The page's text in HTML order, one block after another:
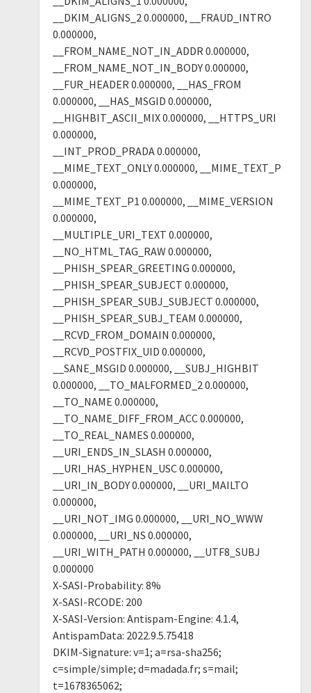
__DKIM_ALIGNS_2 0.000000, __FRAUD_INTRO
0.000000,
__FROM_NAME_NOT_IN_ADDR 0.000000,
__FROM_NAME_NOT_IN_BODY 0.000000,
__FUR_HEADER 0.000000, __HAS_FROM
0.000000, __HAS_MSGID 0.000000,
__HIGHBIT_ASCII_MIX 0.000000, __HTTPS_URI
0.000000,
__INT_PROD_PRADA 0.000000,
__MIME_TEXT_ONLY 0.000000, __MIME_TEXT_P
0.000000,
__MIME_TEXT_P1 0.000000, __MIME_VERSION
0.000000,
__MULTIPLE_URI_TEXT 0.000000,
__NO_HTML_TAG_RAW 0.000000,
__PHISH_SPEAR_GREETING 0.000000,
__PHISH_SPEAR_SUBJECT 0.000000,
__PHISH_SPEAR_SUBJ_SUBJECT 0.000000,
__PHISH_SPEAR_SUBJ_TEAM 0.000000,
__RCVD_FROM_DOMAIN 0.000000,
__RCVD_POSTFIX_UID 0.000000,
__SANE_MSGID 0.000000, __SUBJ_HIGHBIT
0.000000, __TO_MALFORMED_2 0.000000,
__TO_NAME 0.000000,
__TO_NAME_DIFF_FROM_ACC 0.000000,
__TO_REAL_NAMES 0.000000,
__URI_ENDS_IN_SLASH 0.000000,
__URI_HAS_HYPHEN_USC 0.000000,
__URI_IN_BODY 0.000000, __URI_MAILTO
0.000000,
__URI_NOT_IMG 0.000000, __URI_NO_WWW
0.000000, __URI_NS 0.000000,
__URI_WITH_PATH 0.000000, __UTF8_SUBJ
0.000000
X-SASI-Probability: 8%
X-SASI-RCODE: 200
X-SASI-Version: Antispam-Engine: 4.1.4,
AntispamData: 2022.9.5.75418
DKIM-Signature: v=1; a=rsa-sha256;
c=simple/simple; d=madada.fr; s=mail;
t=1678365062;